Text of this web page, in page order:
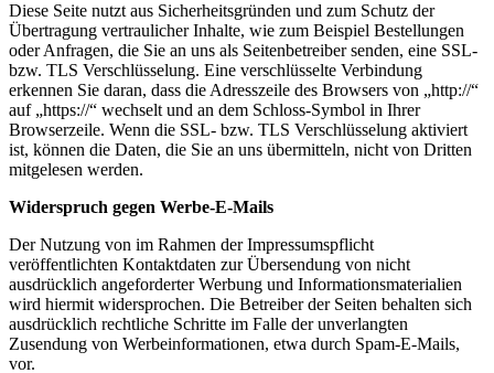
Diese Seite nutzt aus Sicherheitsgründen und zum Schutz der
Übertragung vertraulicher Inhalte, wie zum Beispiel Bestellungen
oder Anfragen, die Sie an uns als Seitenbetreiber senden, eine SSL-
bzw. TLS Verschlüsselung. Eine verschlüsselte Verbindung
erkennen Sie daran, dass die Adresszeile des Browsers von „http://“
auf „https://“ wechselt und an dem Schloss-Symbol in Ihrer
Browserzeile. Wenn die SSL- bzw. TLS Verschlüsselung aktiviert
ist, können die Daten, die Sie an uns übermitteln, nicht von Dritten
mitgelesen werden.
Widerspruch gegen Werbe-E-Mails
Der Nutzung von im Rahmen der Impressumspflicht
veröffentlichten Kontaktdaten zur Übersendung von nicht
ausdrücklich angeforderter Werbung und Informationsmaterialien
wird hiermit widersprochen. Die Betreiber der Seiten behalten sich
ausdrücklich rechtliche Schritte im Falle der unverlangten
Zusendung von Werbeinformationen, etwa durch Spam-E-Mails,
vor.